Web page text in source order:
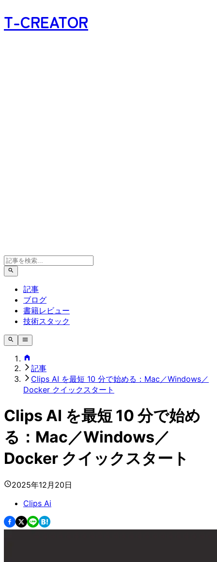
T-CREATOR
記事
ブログ
書籍レビュー
技術スタック
記事
Clips AI を最短 10 分で始める：Mac／Windows／
Docker クイックスタート
Clips AI を最短 10 分で始め
る：Mac／Windows／
Docker クイックスタート
2025年12月20日
Clips Ai